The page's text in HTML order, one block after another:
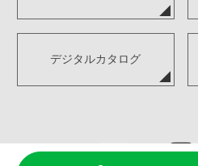
デジタルカタログ